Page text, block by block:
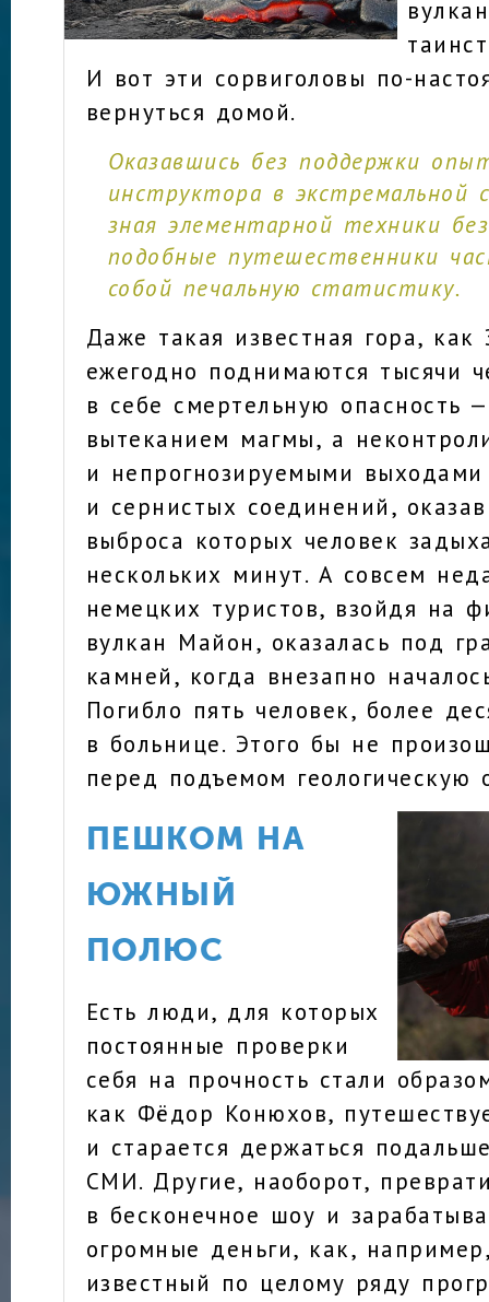
И вот эти сорвиголовы по-
вернуться домой.
Оказавшись без поддержки
инструктора в экстремальной
зная элементарной техники
подобные путешественники
собой печальную статистику.
Даже такая известная гора,
ежегодно поднимаются тысячи
в себе смертельную опасность
вытеканием магмы, а
и непрогнозируемыми выходами
и сернистых соединений,
выброса которых человек
нескольких минут. А совсем
немецких туристов, взойдя на
вулкан Майон, оказалась под
камней, когда внезапно
Погибло пять человек, более
в больнице. Этого бы не
перед подъемом геологическую
ПЕШКОМ НА
ЮЖНЫЙ
ПОЛЮС
Есть люди, для которых
постоянные проверки
себя на прочность стали
как Фёдор Конюхов,
и старается держаться
СМИ. Другие, наоборот,
в бесконечное шоу и
огромные деньги, как,
известный по целому ряду